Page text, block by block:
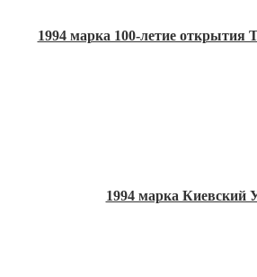
1994 марка 100-летие открытия
1994 марка Киевский